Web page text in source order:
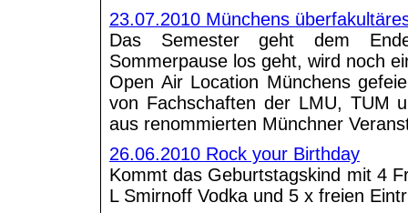
23.07.2010 Münchens
Das Semester geht dem
Sommerpause los geht, wird noch
Open Air Location Münchens
von Fachschaften der LMU, TUM
aus renommierten Münchner
26.06.2010 Rock your Birthday
Kommt das Geburtstagskind mit 4
L Smirnoff Vodka und 5 x freien